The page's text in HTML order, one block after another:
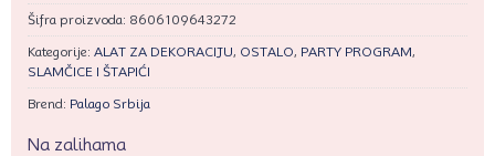
Šifra proizvoda: 8606109643272
Kategorije: ALAT ZA DEKORACIJU, OSTALO, PARTY PROGRAM,
SLAMČICE I ŠTAPIĆI
Brend: Palago Srbija
Na zalihama